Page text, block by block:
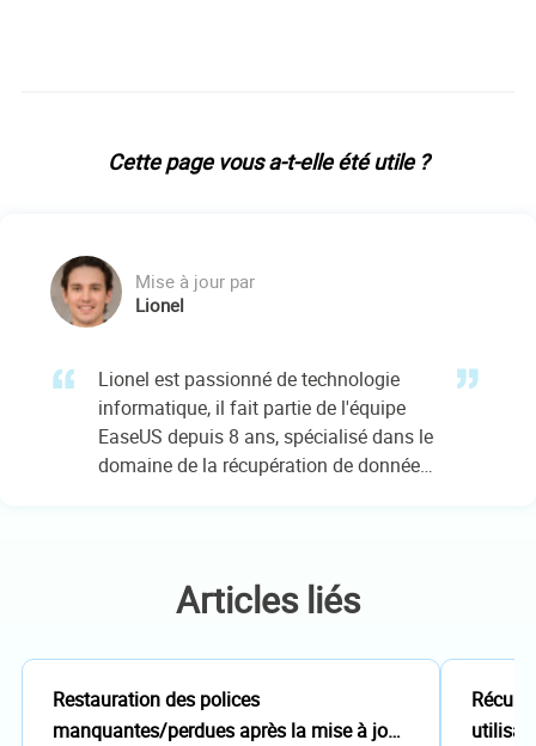
Cette page vous a-t-elle été utile ?
Mise à jour par
Lionel
Lionel est passionné de technologie
informatique, il fait partie de l'équipe
EaseUS depuis 8 ans, spécialisé dans le
domaine de la récupération de données,
Articles liés
Restauration des polices
manquantes/perdues après la mise à jour